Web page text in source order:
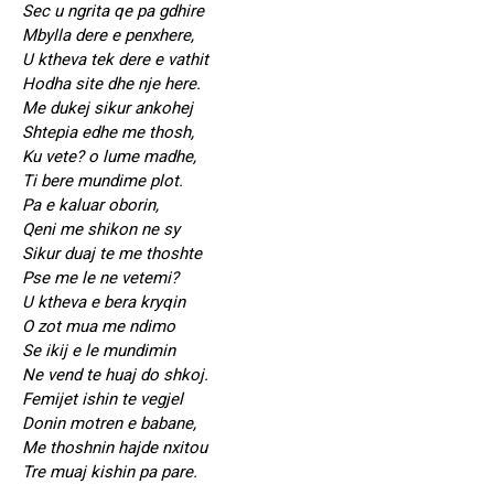
Sec u ngrita qe pa gdhire
Mbylla dere e penxhere,
U ktheva tek dere e vathit
Hodha site dhe nje here.
Me dukej sikur ankohej
Shtepia edhe me thosh,
Ku vete? o lume madhe,
Ti bere mundime plot.
Pa e kaluar oborin,
Qeni me shikon ne sy
Sikur duaj te me thoshte
Pse me le ne vetemi?
U ktheva e bera kryqin
O zot mua me ndimo
Se ikij e le mundimin
Ne vend te huaj do shkoj.
Femijet ishin te vegjel
Donin motren e babane,
Me thoshnin hajde nxitou
Tre muaj kishin pa pare.